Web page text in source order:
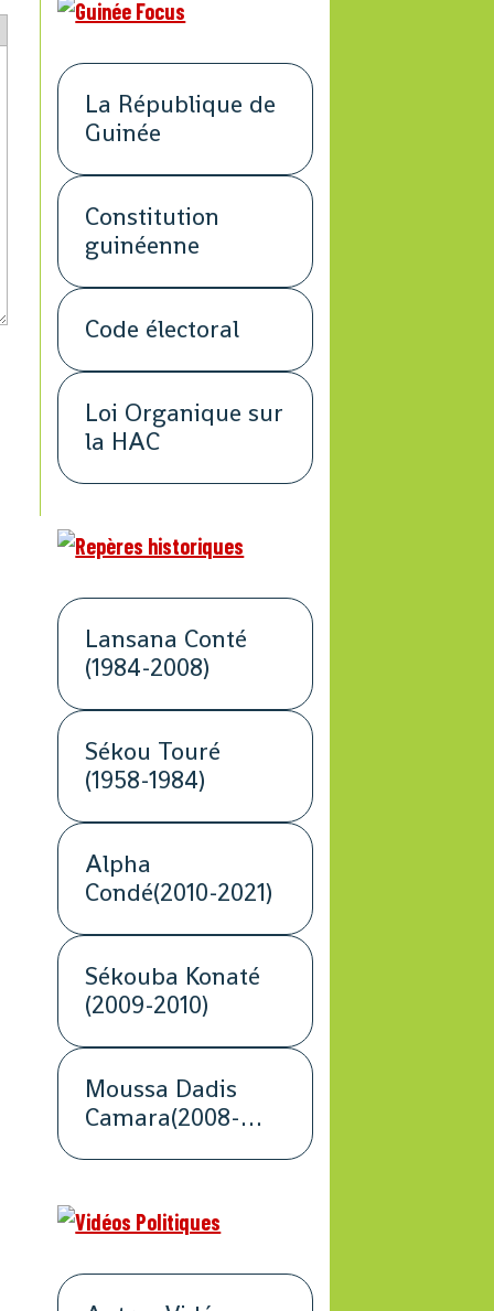
La République de
Guinée
Constitution
guinéenne
Code électoral
Loi Organique sur
la HAC
Lansana Conté
(1984-2008)
Sékou Touré
(1958-1984)
Alpha
Condé(2010-2021)
Sékouba Konaté
(2009-2010)
Moussa Dadis
Camara(2008-